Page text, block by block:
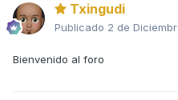
Txingudi
Publicado 2 de
Bienvenido al foro